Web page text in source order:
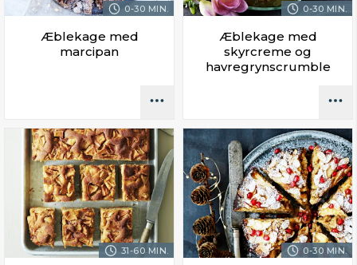
0-30 MIN.
Æblekage med
marcipan
0-30 MIN.
Æblekage med
skyrcreme og
havregrynscrumble
31-60 MIN. 0-30 MIN.